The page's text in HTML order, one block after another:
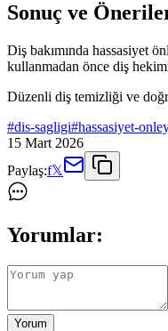
Sonuç ve
Diş bakımında hassasiyet
kullanmadan önce diş
Düzenli diş temizliği ve
#dis-sagligi#hassasiyet-
15 Mart 2026
Paylaş:f𝕏
Yorumlar:
Yorum